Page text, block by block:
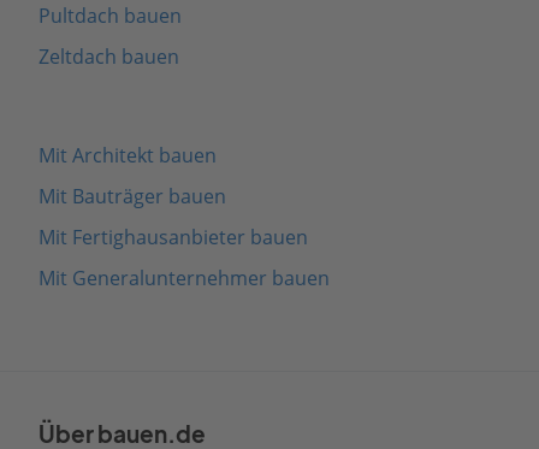
Pultdach bauen
Zeltdach bauen
Mit Architekt bauen
Mit Bauträger bauen
Mit Fertighausanbieter bauen
Mit Generalunternehmer bauen
Über bauen.de